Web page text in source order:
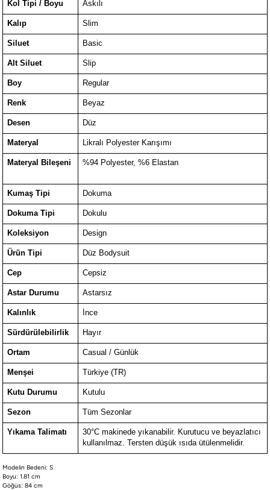
Kol Tipi / Boyu Askılı
Kalıp Slim
Siluet Basic
Alt Siluet Slip
Boy Regular
Renk Beyaz
Desen Düz
Materyal Likralı Polyester Karışımı
Materyal Bileşeni %94 Polyester, %6 Elastan
Kumaş Tipi Dokuma
Dokuma Tipi Dokulu
Koleksiyon Design
Ürün Tipi Düz Bodysuit
Cep Cepsiz
Astar Durumu Astarsız
Kalınlık İnce
Sürdürülebilirlik Hayır
Ortam Casual / Günlük
Menşei Türkiye (TR)
Kutu Durumu Kutulu
Sezon Tüm Sezonlar
Yıkama Talimatı
30°C makinede yıkanabilir. Kurutucu ve beyazlatıcı
kullanılmaz. Tersten düşük ısıda ütülenmelidir.
Modelin Bedeni: S
Boyu: 1.81 cm
Göğüs: 84 cm